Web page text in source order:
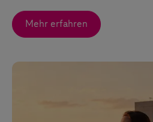
Mehr erfahren